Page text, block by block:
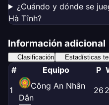
¿Cuándo y dónde se
Hà Tĩnh?
Información adicional
Clasificación Estadísticas
# Equipo P
1
Công An Nhân
Dân
26